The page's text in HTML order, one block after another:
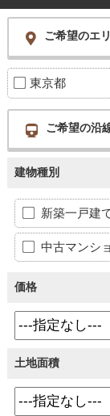
ご希望のエ
東京都
ご希望の沿
建物種別
新築一戸建
中古マンシ
価格
土地面積